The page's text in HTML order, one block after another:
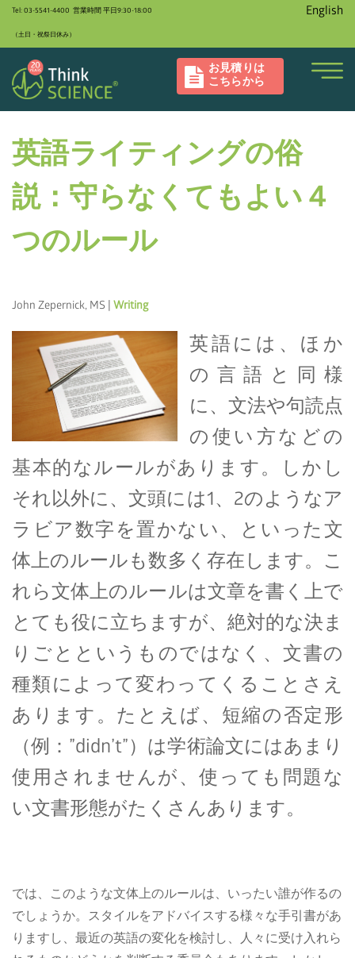
Tel: 03-5541-4400 営業時間 平日9:30-18:00
（土日・祝祭日休み）
English
お見積りは
こちらから
英語ライティングの俗
説：守らなくてもよい４
つのルール
John Zepernick, MS | Writing
英語には、ほか
の言語と同様
に、文法や句読点
の使い方などの
基本的なルールがあります。しかし
それ以外に、文頭には1、2のようなア
ラビア数字を置かない、といった文
体上のルールも数多く存在します。こ
れら文体上のルールは文章を書く上で
とても役に立ちますが、絶対的な決ま
りごとというものではなく、文書の
種類によって変わってくることさえ
あります。たとえば、短縮の否定形
（例：”didn’t”）は学術論文にはあまり
使用されませんが、使っても問題な
い文書形態がたくさんあります。
では、このような文体上のルールは、いったい誰が作るの
でしょうか。スタイルをアドバイスする様々な手引書があ
りますし、最近の英語の変化を検討し、人々に受け入れら